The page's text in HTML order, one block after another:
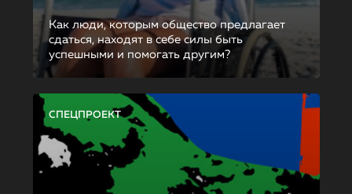
Как люди, которым общество предлагает
сдаться, находят в себе силы быть
успешными и помогать другим?
СПЕЦПРОЕКТ